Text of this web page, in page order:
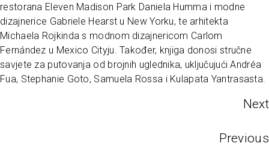
restorana Eleven Madison Park Daniela Humma i modne
dizajnerice Gabriele Hearst u New Yorku, te arhitekta
Michaela Rojkinda s modnom dizajnericom Carlom
Fernández u Mexico Cityju. Također, knjiga donosi stručne
savjete za putovanja od brojnih uglednika, uključujući Andréa
Fua, Stephanie Goto, Samuela Rossa i Kulapata Yantrasasta.
Next
Previous